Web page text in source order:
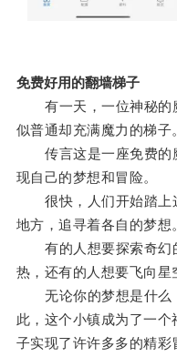
免费好用的翻墙梯子
有一天，一位神秘的
似普通却充满魔力的梯子
传言这是一座免费的
现自己的梦想和冒险。
很快，人们开始踏上
地方，追寻着各自的梦想
有的人想要探索奇幻
热，还有的人想要飞向星
无论你的梦想是什么
此，这个小镇成为了一
子实现了许许多多的精彩